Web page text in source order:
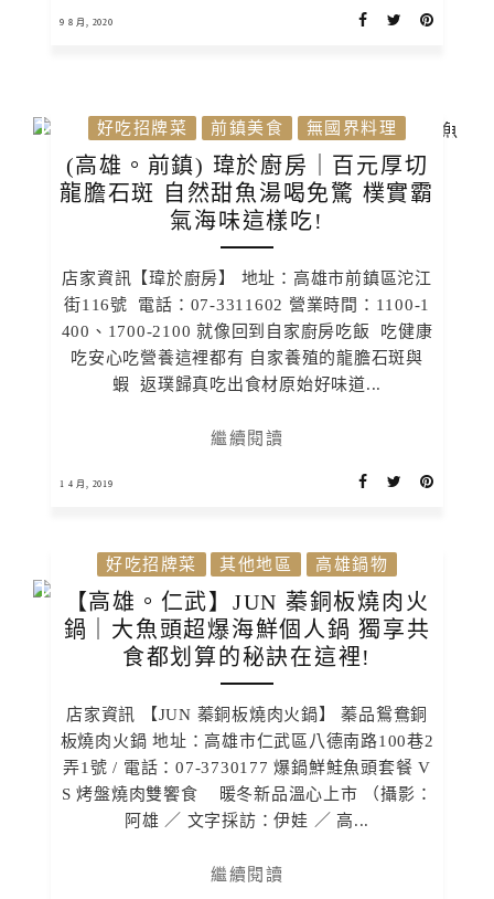
9 8 月, 2020
好吃招牌菜 前鎮美食 無國界料理
(高雄。前鎮) 瑋於廚房｜百元厚切
龍膽石斑 自然甜魚湯喝免驚 樸實霸
氣海味這樣吃!
店家資訊【瑋於廚房】 地址：高雄市前鎮區沱江
街116號 電話：07-3311602 營業時間：1100-1
400、1700-2100 就像回到自家廚房吃飯 吃健康
吃安心吃營養這裡都有 自家養殖的龍膽石斑與
蝦 返璞歸真吃出食材原始好味道...
繼續閱讀
1 4 月, 2019
好吃招牌菜 其他地區 高雄鍋物
【高雄。仁武】JUN 蓁銅板燒肉火
鍋｜大魚頭超爆海鮮個人鍋 獨享共
食都划算的秘訣在這裡!
店家資訊 【JUN 蓁銅板燒肉火鍋】 蓁品鴛鴦銅
板燒肉火鍋 地址：高雄市仁武區八德南路100巷2
弄1號 / 電話：07-3730177 爆鍋鮮鮭魚頭套餐 V
S 烤盤燒肉雙饗食 暖冬新品溫心上市 （攝影：
阿雄 ／ 文字採訪：伊娃 ／ 高...
繼續閱讀